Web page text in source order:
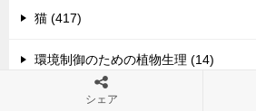
猫 (417)
環境制御のための植物生理 (14)
シェア